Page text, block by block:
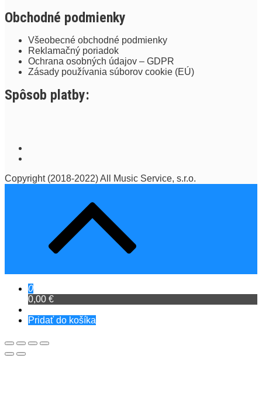
Obchodné podmienky
Všeobecné obchodné podmienky
Reklamačný poriadok
Ochrana osobných údajov – GDPR
Zásady používania súborov cookie (EÚ)
Spôsob platby:
Copyright (2018-2022) All Music Service, s.r.o.
0
0,00 €
Pridať do košíka